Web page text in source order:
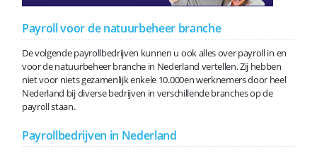
Payroll voor de natuurbeheer branche
De volgende payrollbedrijven kunnen u ook alles over payroll in en
voor de natuurbeheer branche in Nederland vertellen. Zij hebben
niet voor niets gezamenlijk enkele 10.000en werknemers door heel
Nederland bij diverse bedrijven in verschillende branches op de
payroll staan.
Payrollbedrijven in Nederland